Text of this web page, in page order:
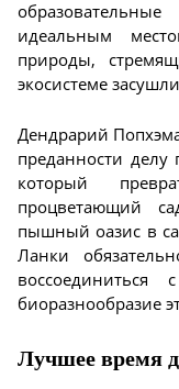
идеальным
природы,
экосистеме
Дендрарий
преданности делу
который
процветающий
пышный оазис в
Ланки
биоразнообразие
Лучшее время